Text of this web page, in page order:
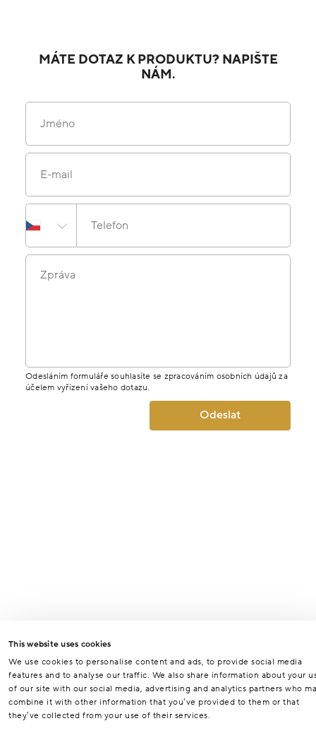
This website uses cookies
We use cookies to personalise content and ads, to provide social media
features and to analyse our traffic. We also share information about your
of our site with our social media, advertising and analytics partners who
combine it with other information that you’ve provided to them or that
they’ve collected from your use of their services.
MÁTE DOTAZ K PRODUKTU? NAPIŠTE
NÁM.
Jméno
E-mail
Telefon
Zpráva
Odesláním formuláře souhlasíte se zpracováním osobních údajů za
účelem vyřízení vašeho dotazu.
Odeslat